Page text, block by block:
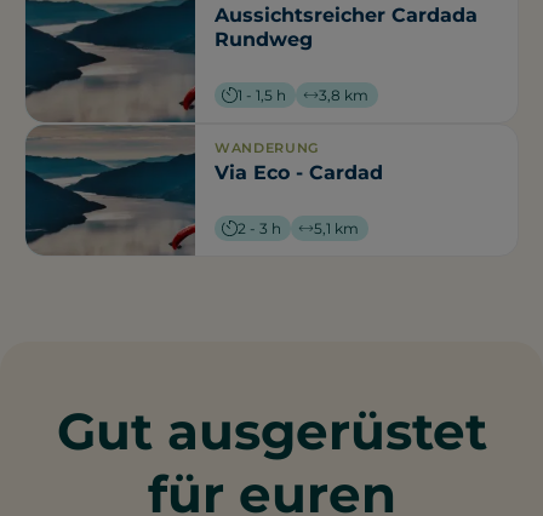
Aussichtsreicher Cardada
Rundweg
1 - 1,5 h 3,8 km
WANDERUNG
Via Eco - Cardad
2 - 3 h 5,1 km
Gut ausgerüstet
für euren